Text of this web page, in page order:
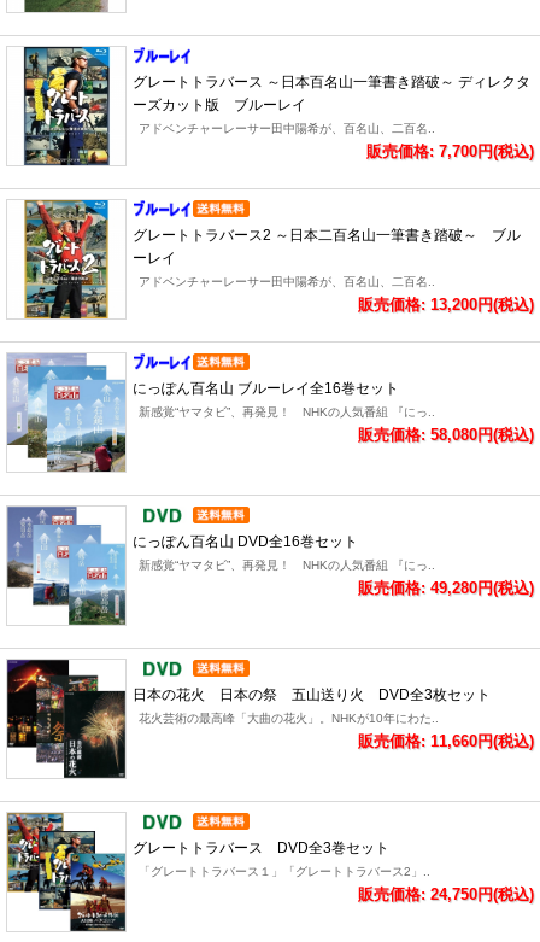
グレートトラバース ～日本百名山一筆書き踏破～ ディレクタ
ーズカット版 ブルーレイ
アドベンチャーレーサー田中陽希が、百名山、二百名..
販売価格: 7,700円(税込)
グレートトラバース2 ～日本二百名山一筆書き踏破～ ブル
ーレイ
アドベンチャーレーサー田中陽希が、百名山、二百名..
販売価格: 13,200円(税込)
にっぽん百名山 ブルーレイ全16巻セット
新感覚“ヤマタビ”、再発見！ NHKの人気番組 『にっ..
販売価格: 58,080円(税込)
にっぽん百名山 DVD全16巻セット
新感覚“ヤマタビ”、再発見！ NHKの人気番組 『にっ..
販売価格: 49,280円(税込)
日本の花火 日本の祭 五山送り火 DVD全3枚セット
花火芸術の最高峰「大曲の花火」。NHKが10年にわた..
販売価格: 11,660円(税込)
グレートトラバース DVD全3巻セット
「グレートトラバース１」「グレートトラバース2」..
販売価格: 24,750円(税込)